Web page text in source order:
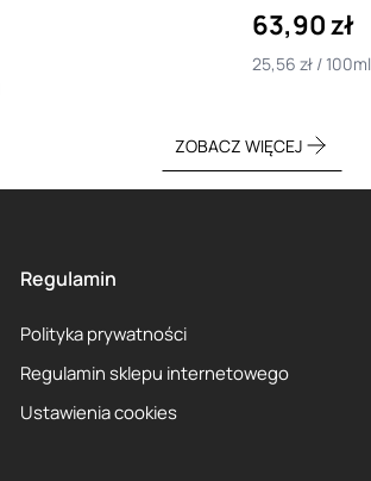
63,90 zł
25,56 zł / 100ml
ZOBACZ WIĘCEJ
Regulamin
Polityka prywatności
Regulamin sklepu internetowego
Ustawienia cookies